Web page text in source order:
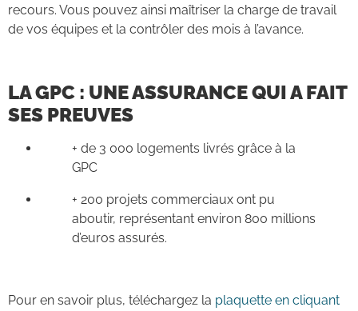
recours. Vous pouvez ainsi maîtriser la charge de travail
de vos équipes et la contrôler des mois à l’avance.
LA GPC : UNE ASSURANCE QUI A FAIT
SES PREUVES
+ de 3 000 logements livrés grâce à la
GPC
+ 200 projets commerciaux ont pu
aboutir, représentant environ 800 millions
d’euros assurés.
Pour en savoir plus, téléchargez la plaquette en cliquant